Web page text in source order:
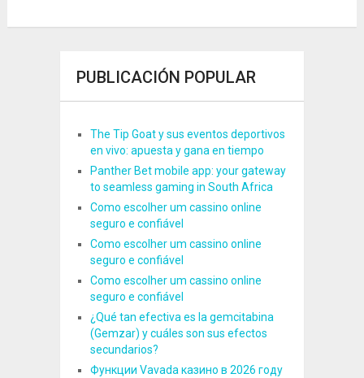
PUBLICACIÓN POPULAR
The Tip Goat y sus eventos deportivos
en vivo: apuesta y gana en tiempo
Panther Bet mobile app: your gateway
to seamless gaming in South Africa
Como escolher um cassino online
seguro e confiável
Como escolher um cassino online
seguro e confiável
Como escolher um cassino online
seguro e confiável
¿Qué tan efectiva es la gemcitabina
(Gemzar) y cuáles son sus efectos
secundarios?
Функции Vavada казино в 2026 году